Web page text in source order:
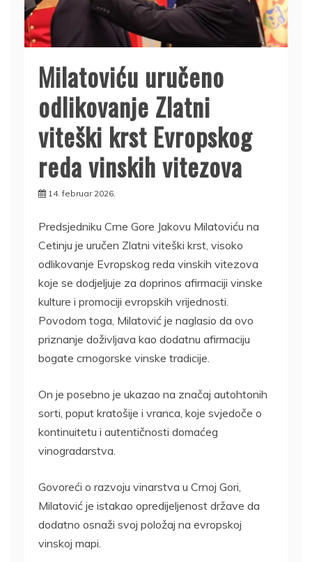
Milatoviću uručeno
odlikovanje Zlatni
viteški krst Evropskog
reda vinskih vitezova
14. februar 2026.
Predsjedniku Crne Gore Jakovu Milatoviću na
Cetinju je uručen Zlatni viteški krst, visoko
odlikovanje Evropskog reda vinskih vitezova
koje se dodjeljuje za doprinos afirmaciji vinske
kulture i promociji evropskih vrijednosti.
Povodom toga, Milatović je naglasio da ovo
priznanje doživljava kao dodatnu afirmaciju
bogate crnogorske vinske tradicije.
On je posebno je ukazao na značaj autohtonih
sorti, poput kratošije i vranca, koje svjedoče o
kontinuitetu i autentičnosti domaćeg
vinogradarstva.
Govoreći o razvoju vinarstva u Crnoj Gori,
Milatović je istakao opredijeljenost države da
dodatno osnaži svoj položaj na evropskoj
vinskoj mapi.